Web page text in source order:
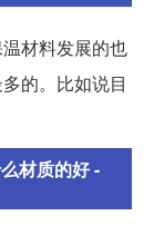
材料发展的也
的。比如说目
材质的好 -